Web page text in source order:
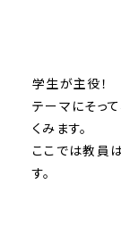
学生が主役！
テーマにそっ
くみます。
ここでは教員
す。